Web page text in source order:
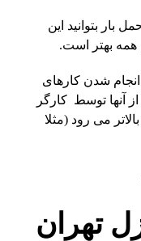
بار بتوانید این
همه بهتر است.
انجام شدن کارهای
آنها توسط کارگر
می رود (مثلا
تهران